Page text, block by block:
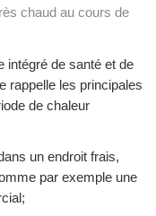
chaud au cours de
intégré de santé et de
rappelle les principales
de chaleur
un endroit frais,
par exemple une